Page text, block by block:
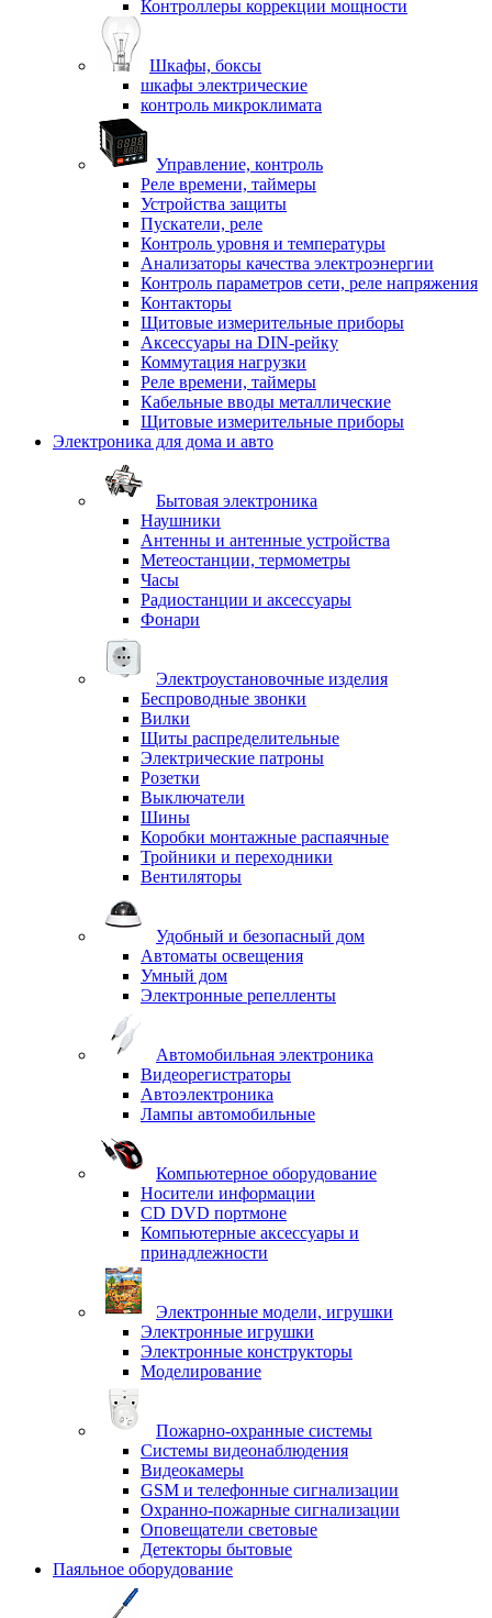
Контроллеры коррекции мощности
Шкафы, боксы
шкафы электрические
контроль микроклимата
Управление, контроль
Реле времени, таймеры
Устройства защиты
Пускатели, реле
Контроль уровня и температуры
Анализаторы качества электроэнергии
Контроль параметров сети, реле напряжения
Контакторы
Щитовые измерительные приборы
Аксессуары на DIN-рейку
Коммутация нагрузки
Реле времени, таймеры
Кабельные вводы металлические
Щитовые измерительные приборы
Электроника для дома и авто
Бытовая электроника
Наушники
Антенны и антенные устройства
Метеостанции, термометры
Часы
Радиостанции и аксессуары
Фонари
Электроустановочные изделия
Беспроводные звонки
Вилки
Щиты распределительные
Электрические патроны
Розетки
Выключатели
Шины
Коробки монтажные распаячные
Тройники и переходники
Вентиляторы
Удобный и безопасный дом
Автоматы освещения
Умный дом
Электронные репелленты
Автомобильная электроника
Видеорегистраторы
Автоэлектроника
Лампы автомобильные
Компьютерное оборудование
Носители информации
CD DVD портмоне
Компьютерные аксессуары и
принадлежности
Электронные модели, игрушки
Электронные игрушки
Электронные конструкторы
Моделирование
Пожарно-охранные системы
Системы видеонаблюдения
Видеокамеры
GSM и телефонные сигнализации
Охранно-пожарные сигнализации
Оповещатели световые
Детекторы бытовые
Паяльное оборудование